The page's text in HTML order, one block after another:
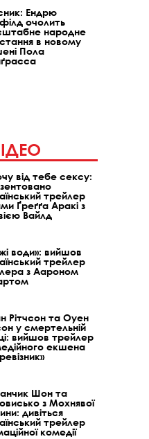
Ендрю
очолить
народне
в новому
Пола
від тебе сексу:
трейлер
Ґреґґа Аракі з
Вайлд
води»: вийшов
трейлер
з Аароном
Рітчсон та Оуен
у смертельній
вийшов трейлер
екшена
Шон та
з Мохнявої
дивіться
трейлер
комедії